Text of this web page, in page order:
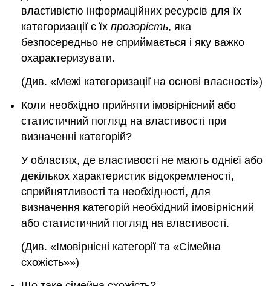
властивістю інформаційних ресурсів для їх
категоризації є їхпрозорість, яка
безпосередньо не сприймається і яку важко
охарактеризувати.
(Див. «Межі категоризації на основі власності»)
Коли необхідно прийняти імовірнісний або
статистичний погляд на властивості при
визначенні категорій?
У областях, де властивості не мають однієї або
декількох характеристик відокремленості,
сприйнятливості та необхідності, для
визначення категорій необхідний імовірнісний
або статистичний погляд на властивості.
(Див. «Імовірнісні категорії та «Сімейна
схожість»»)